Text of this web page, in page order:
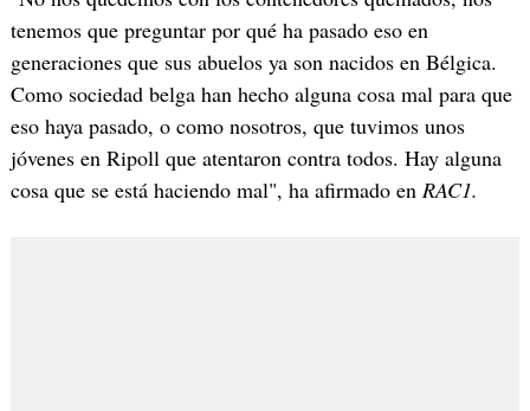
tenemos que preguntar por qué ha pasado eso en
generaciones que sus abuelos ya son nacidos en Bélgica.
Como sociedad belga han hecho alguna cosa mal para que
eso haya pasado, o como nosotros, que tuvimos unos
jóvenes en Ripoll que atentaron contra todos. Hay alguna
cosa que se está haciendo mal", ha afirmado en RAC1.